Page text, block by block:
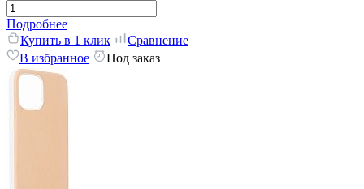
Подробнее
Купить в 1 клик
Сравнение
В избранное
Под заказ